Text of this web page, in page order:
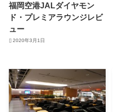
福岡空港JALダイヤモン
ド・プレミアラウンジレビ
ュー
2020年3月1日